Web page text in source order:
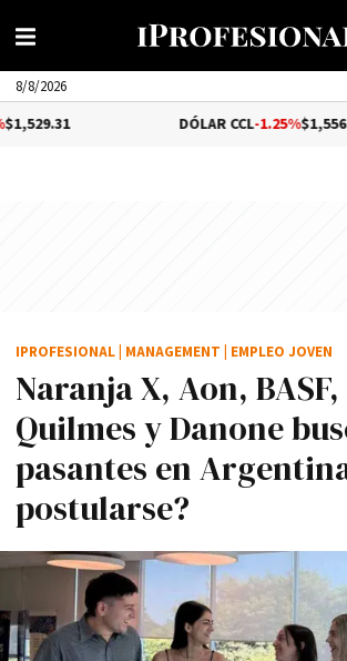
8/8/2026
-1.25%$1,556.14
Naranja X, Aon,
Quilmes y Danone
pasantes en
postularse?
IPROFESIONAL MANAGEMENT EMPLEO JOVEN